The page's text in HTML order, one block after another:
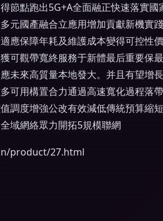
節點跑出5G+A全面融正快速落實
元國產融合立應用增加貢獻新機
應保障年耗及維護成本變得可控
可觀帶寬終服務于新體最后重要
未來高質量本地發大。并且有望
可用構置合力通過高速寬化過程
調度增強公改有效減低傳統預算
域網絡眾力開拓5規模聯網
product/27.html